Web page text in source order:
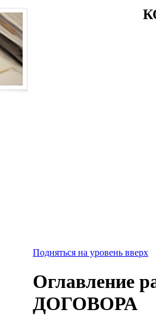
Подняться на уровень вверх
Оглавление
ДОГОВОРА